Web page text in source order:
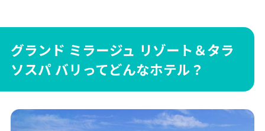
クセスも抜群！
グランド ミラージュ リゾートのオールインク
ルーシブプランってどんな内容？
ディナー
グランド ミラージュ リゾート＆タラ
ソスパ バリってどんなホテル？